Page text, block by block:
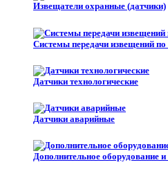
Извещатели охранные (датчики)
Системы передачи извещений
Датчики технологические
Датчики аварийные
Дополнительное оборудование